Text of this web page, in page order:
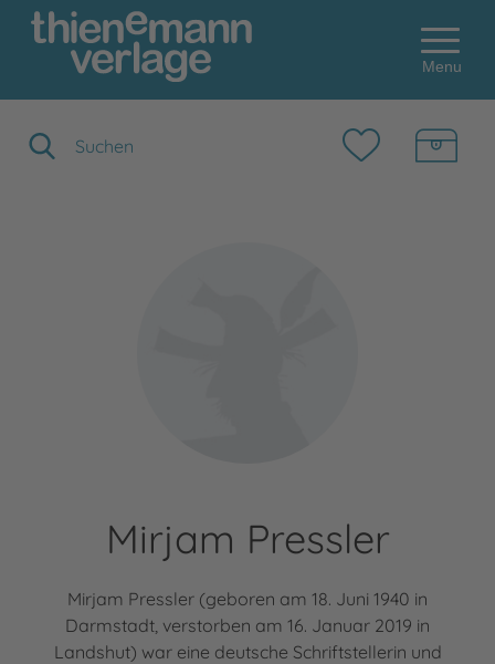
Menu
Mirjam Pressler
Mirjam Pressler (geboren am 18. Juni 1940 in
Darmstadt, verstorben am 16. Januar 2019 in
Landshut) war eine deutsche Schriftstellerin und